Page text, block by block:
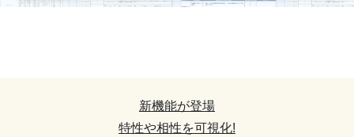
新機能が登場
特性や相性を可視化!